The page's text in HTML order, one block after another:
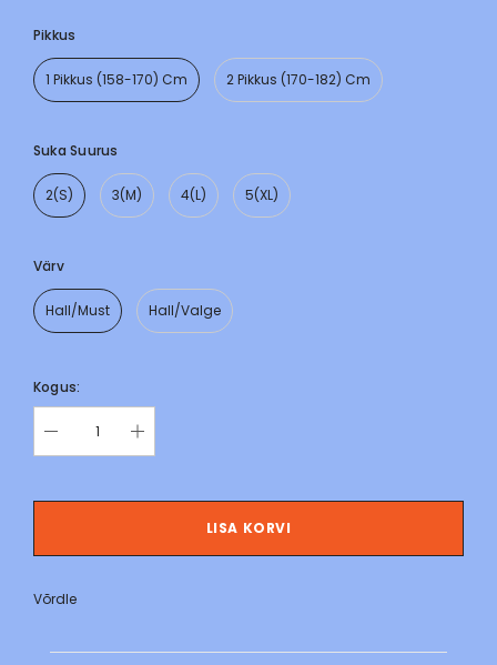
Pikkus
1 Pikkus (158-170) Cm 2 Pikkus (170-182) Cm
Suka Suurus
2(S) 3(M) 4(L) 5(XL)
Värv
Hall/must Hall/valge
Kogus:
LISA KORVI
Võrdle